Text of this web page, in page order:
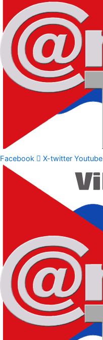
Facebook X-twitter Youtube